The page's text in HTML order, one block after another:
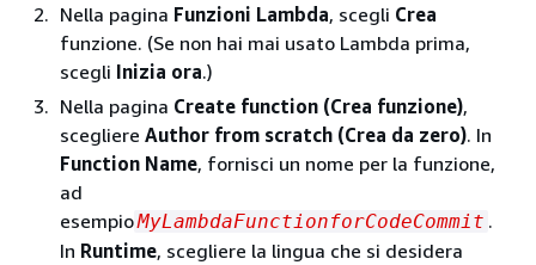
Nella pagina Funzioni Lambda, scegli Crea
funzione. (Se non hai mai usato Lambda prima,
scegli Inizia ora.)
Nella pagina Create function (Crea funzione),
scegliere Author from scratch (Crea da zero). In
Function Name, fornisci un nome per la funzione,
ad
esempioMyLambdaFunctionforCodeCommit .
In Runtime, scegliere la lingua che si desidera